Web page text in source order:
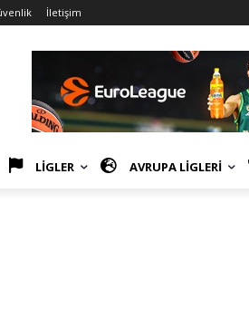
İletişim
LİGLER AVRUPA LİGLERİ